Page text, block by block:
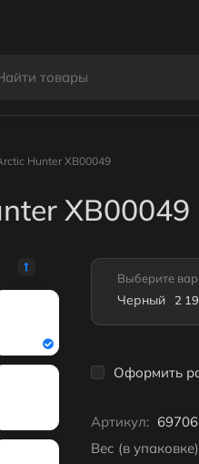
Hunter XB00049
XB00049
Выберите
Черный 2
Оформить
Артикул:
Вес (в